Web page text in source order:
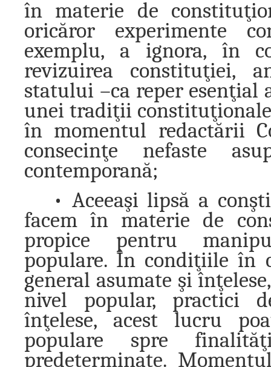
în materie de
oricăror experimente
exemplu, a ignora, în
revizuirea constituţiei,
statului –ca reper esenţial
unei tradiţii
în momentul redactării
consecinţe nefaste
contemporană;
• Aceeaşi lipsă a
facem în materie de
propice pentru
populare. În condiţiile în
general asumate şi
nivel popular, practici
înţelese, acest lucru
populare spre
predeterminate.